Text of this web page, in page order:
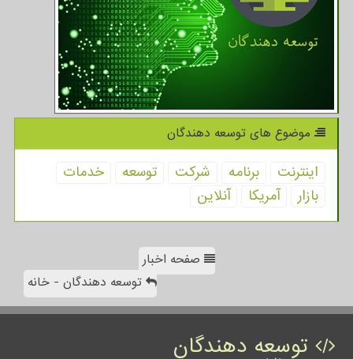
موضوع های توسعه دهندگان
اینترنت برنامه شركت توسعه
خدمات
بازار
آمریكا آنلاین
صفحه اخبار
توسعه دهندگان - خانه
توسعه دهندگان